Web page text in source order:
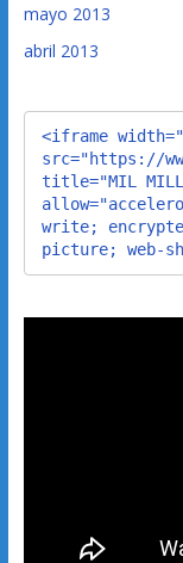
mayo 2013
abril 2013
<iframe
src="https://
title="MIL
write;
picture; web-